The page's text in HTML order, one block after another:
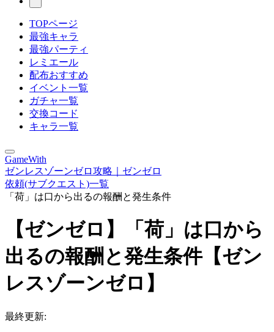
TOPページ
最強キャラ
最強パーティ
レミエール
配布おすすめ
イベント一覧
ガチャ一覧
交換コード
キャラ一覧
GameWith
ゼンレスゾーンゼロ攻略｜ゼンゼロ
依頼(サブクエスト)一覧
「荷」は口から出るの報酬と発生条件
【ゼンゼロ】「荷」は口から
出るの報酬と発生条件【ゼン
レスゾーンゼロ】
最終更新: